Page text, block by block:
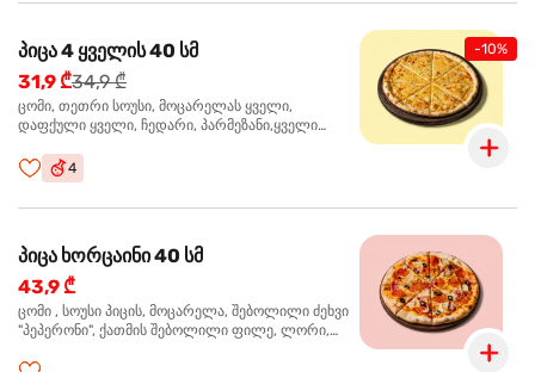
-10%
პიცა 4 ყველის 40 სმ
31,9 ₾34,9 ₾
ცომი, თეთრი სოუსი, მოცარელას ყველი,
დაფქული ყველი, ჩედარი, პარმეზანი,ყველი
4
პიცა ხორცაინი 40 სმ
43,9 ₾
ცომი , სოუსი პიცის, მოცარელა, შებოლილი ძეხვი
"პეპერონი", ქათმის შებოლილი ფილე, ლორი,